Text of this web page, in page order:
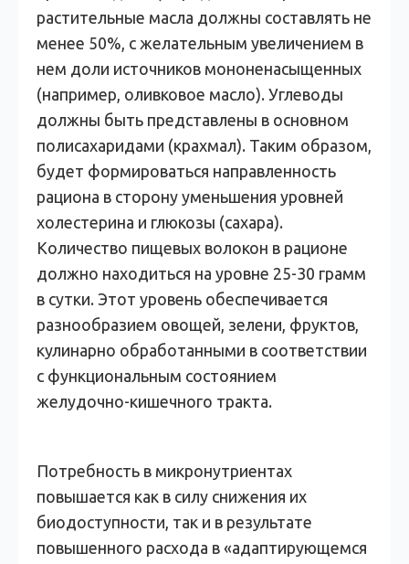
растительные масла должны составлять не
менее 50%, с желательным увеличением в
нем доли источников мононенасыщенных
(например, оливковое масло). Углеводы
должны быть представлены в основном
полисахаридами (крахмал). Таким образом,
будет формироваться направленность
рациона в сторону уменьшения уровней
холестерина и глюкозы (сахара).
Количество пищевых волокон в рационе
должно находиться на уровне 25-30 грамм
в сутки. Этот уровень обеспечивается
разнообразием овощей, зелени, фруктов,
кулинарно обработанными в соответствии
с функциональным состоянием
желудочно-кишечного тракта.
Потребность в микронутриентах
повышается как в силу снижения их
биодоступности, так и в результате
повышенного расхода в «адаптирующемся